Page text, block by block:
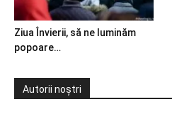
Ziua Învierii, să ne luminăm
popoare…
Autorii noștri